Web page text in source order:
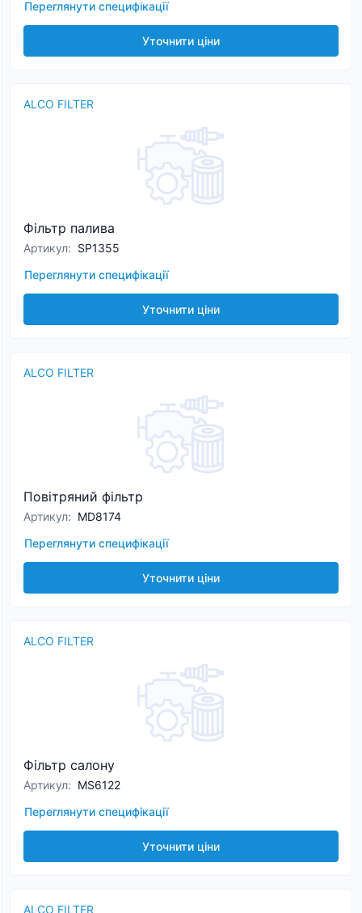
Переглянути специфікації
Уточнити ціни
ALCO FILTER
Фільтр палива
Артикул: SP1355
Переглянути специфікації
Уточнити ціни
ALCO FILTER
Повітряний фільтр
Артикул: MD8174
Переглянути специфікації
Уточнити ціни
ALCO FILTER
Фільтр салону
Артикул: MS6122
Переглянути специфікації
Уточнити ціни
ALCO FILTER